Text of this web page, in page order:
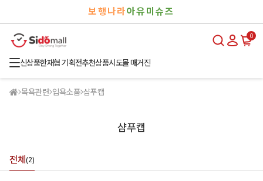
보행나라아유미슈즈
0
신상품한재협 기획전추천상품시도몰 매거진
목욕관련 입욕소품 샴푸캡
샴푸캡
전체 (2)